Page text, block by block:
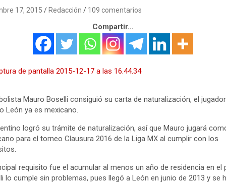
17, 2015 Redacción 109 comentarios
Compartir...
Mauro Boselli consiguió su carta de naturalización, el
León ya es mexicano.
logró su trámite de naturalización, así que Mauro jugará
para el torneo Clausura 2016 de la Liga MX al cumplir con los
requisito fue el acumular al menos un año de residencia en el
lo cumple sin problemas, pues llegó a León en junio de 2013 y se